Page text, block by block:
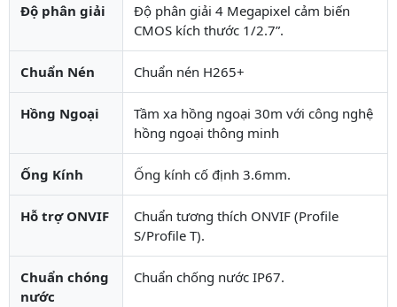
Độ phân giải
Độ phân giải 4 Megapixel cảm biến
CMOS kích thước 1/2.7”.
Chuẩn Nén Chuẩn nén H265+
Hồng Ngoại
Tầm xa hồng ngoại 30m với công nghệ
hồng ngoại thông minh
Ống Kính Ống kính cố định 3.6mm.
Hỗ trợ ONVIF
Chuẩn tương thích ONVIF (Profile
S/Profile T).
Chuẩn chóng
nước
Chuẩn chống nước IP67.